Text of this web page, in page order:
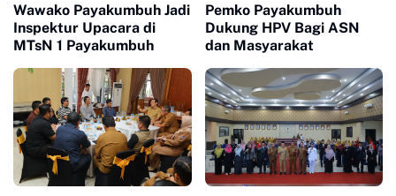
Wawako Payakumbuh Jadi
Inspektur Upacara di
MTsN 1 Payakumbuh
Pemko Payakumbuh
Dukung HPV Bagi ASN
dan Masyarakat